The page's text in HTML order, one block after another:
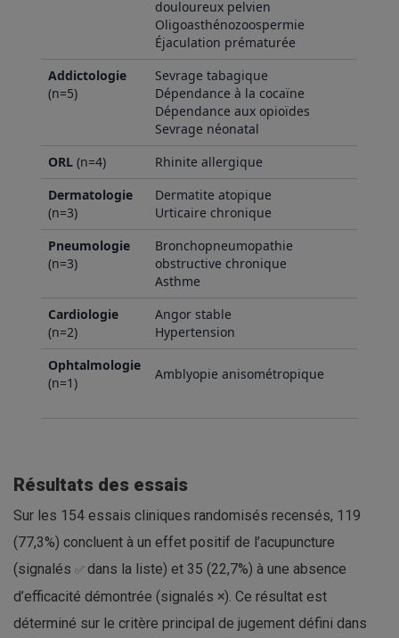
douloureux pelvien
Oligoasthénozoospermie
Éjaculation prématurée
Addictologie
(n=5)
Sevrage tabagique
Dépendance à la cocaïne
Dépendance aux opioïdes
Sevrage néonatal
ORL (n=4)
Rhinite allergique
Dermatologie
(n=3)
Dermatite atopique
Urticaire chronique
Pneumologie
(n=3)
Bronchopneumopathie
obstructive chronique
Asthme
Cardiologie
(n=2)
Angor stable
Hypertension
Ophtalmologie
(n=1)
Amblyopie anisométropique
Résultats des essais
Sur les 154 essais cliniques randomisés recensés, 119
(77,3%) concluent à un effet positif de l’acupuncture
(signalés ✅ dans la liste) et 35 (22,7%) à une absence
d’efficacité démontrée (signalés ❌). Ce résultat est
déterminé sur le critère principal de jugement défini dans